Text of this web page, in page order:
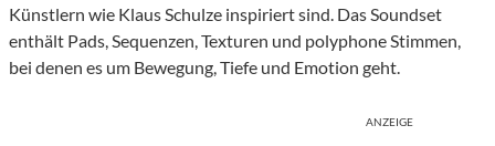
Künstlern wie Klaus Schulze inspiriert sind. Das Soundset
enthält Pads, Sequenzen, Texturen und polyphone Stimmen,
bei denen es um Bewegung, Tiefe und Emotion geht.
ANZEIGE